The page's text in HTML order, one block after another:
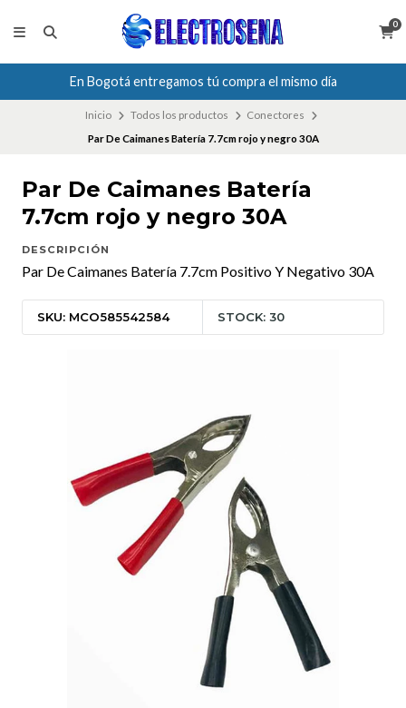
0
En Bogotá entregamos tú compra el mismo día
Inicio Todos los productos
Conectores
Par De Caimanes Batería 7.7cm rojo y negro 30A
Par De Caimanes Batería
7.7cm rojo y negro 30A
DESCRIPCIÓN
Par De Caimanes Batería 7.7cm Positivo Y Negativo 30A
SKU: MCO585542584 STOCK: 30